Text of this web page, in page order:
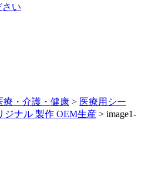
さい
療・介護・健康 > 医療用シー
ジナル 製作 OEM生産 > image1-